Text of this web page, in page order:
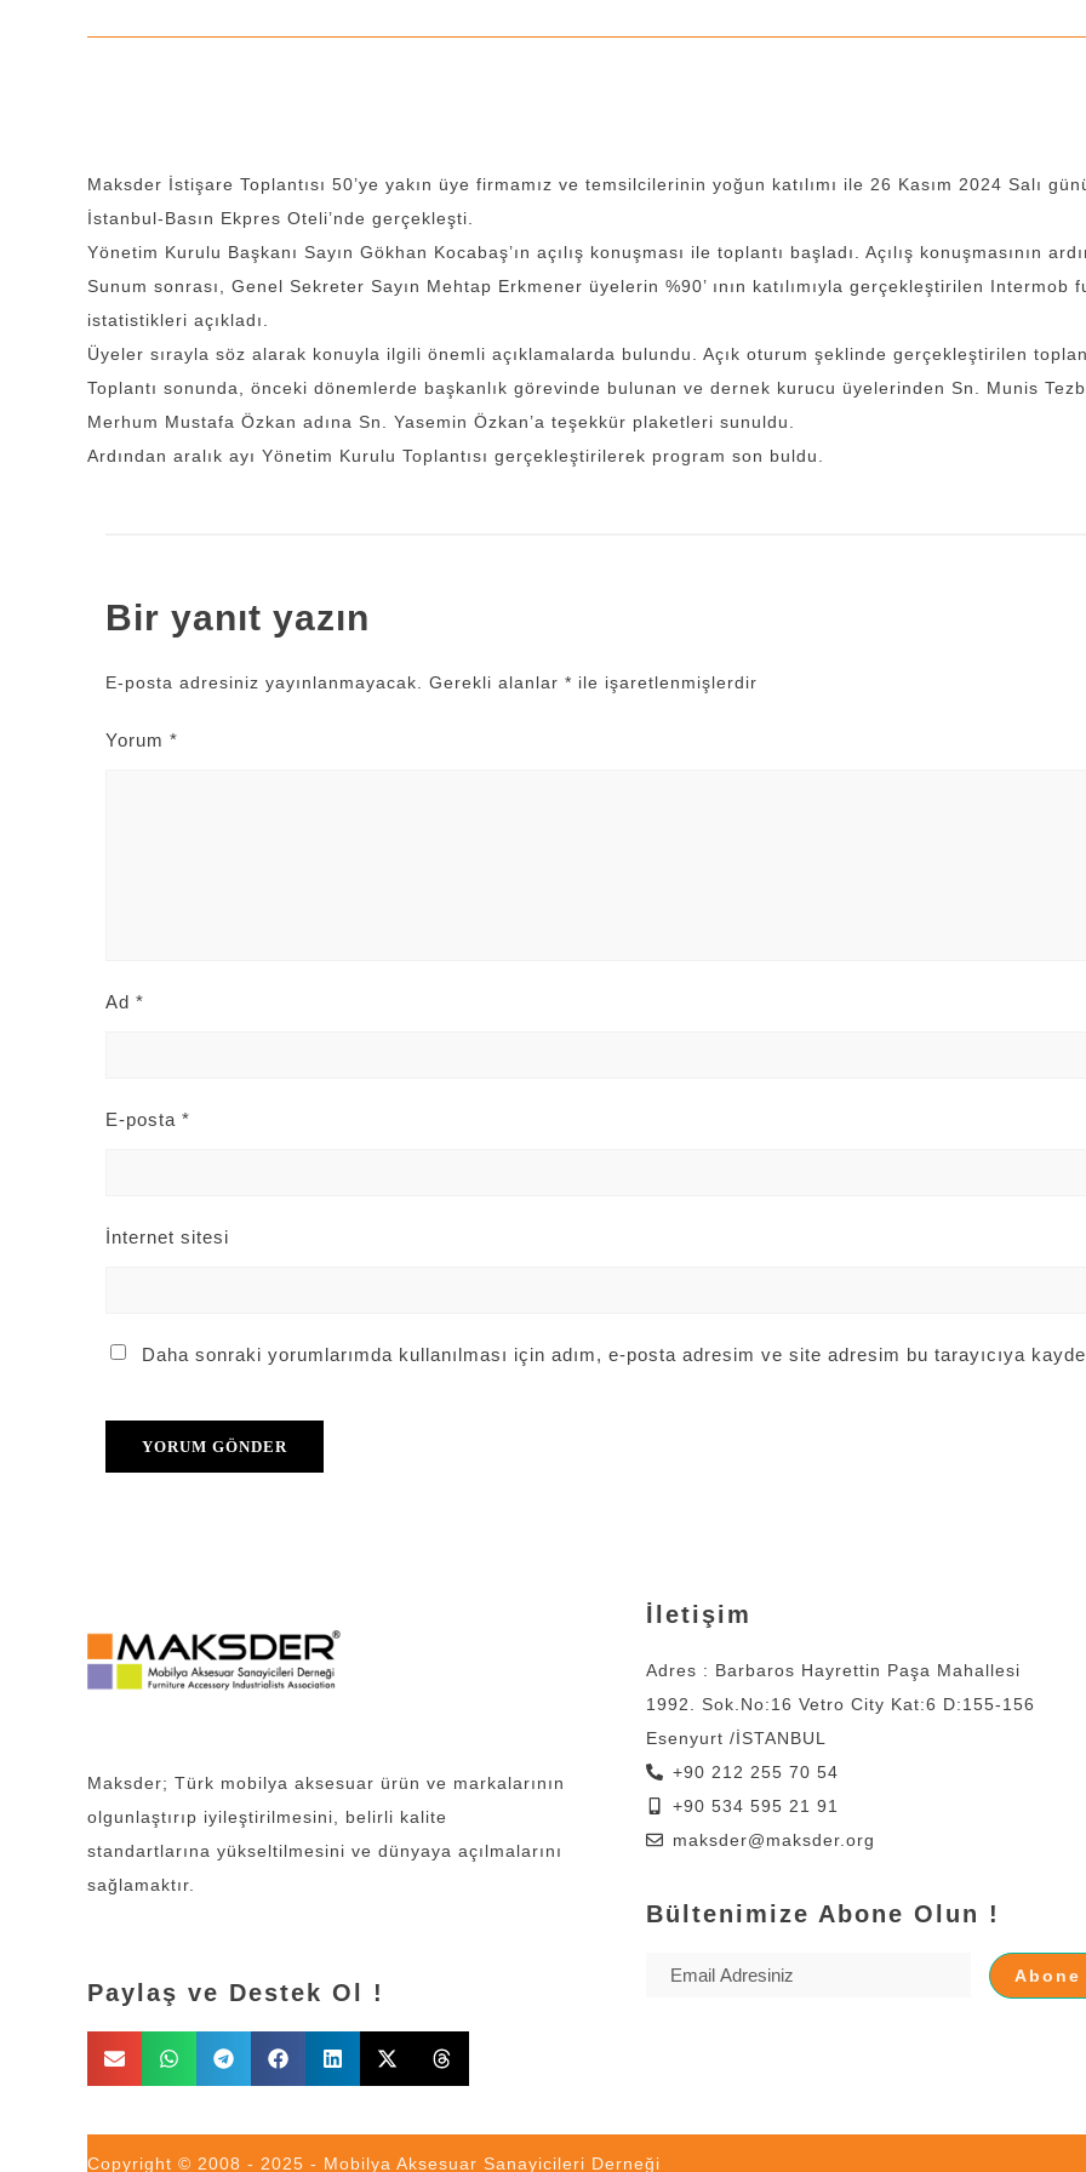
Maksder İstişare Toplantısı 50’ye yakın üye firmamız ve temsilcilerinin yoğun katılımı ile 26 Kasım 2024 Salı
İstanbul-Basın Ekpres Oteli’nde gerçekleşti.
Yönetim Kurulu Başkanı Sayın Gökhan Kocabaş’ın açılış konuşması ile toplantı başladı. Açılış konuşmasının
Sunum sonrası, Genel Sekreter Sayın Mehtap Erkmener üyelerin %90’ ının katılımıyla gerçekleştirilen Intermob
istatistikleri açıkladı.
Üyeler sırayla söz alarak konuyla ilgili önemli açıklamalarda bulundu. Açık oturum şeklinde gerçekleştirilen
Toplantı sonunda, önceki dönemlerde başkanlık görevinde bulunan ve dernek kurucu üyelerinden Sn. Munis
Merhum Mustafa Özkan adına Sn. Yasemin Özkan’a teşekkür plaketleri sunuldu.
Ardından aralık ayı Yönetim Kurulu Toplantısı gerçekleştirilerek program son buldu.
Bir yanıt yazın
E-posta adresiniz yayınlanmayacak. Gerekli alanlar * ile işaretlenmişlerdir
Yorum *
Ad *
E-posta *
İnternet sitesi
Daha sonraki yorumlarımda kullanılması için adım, e-posta adresim ve site adresim bu tarayıcıya
Maksder; Türk mobilya aksesuar ürün ve markalarının
olgunlaştırıp iyileştirilmesini, belirli kalite
standartlarına yükseltilmesini ve dünyaya açılmalarını
sağlamaktır.
Paylaş ve Destek Ol !
İletişim
Adres : Barbaros Hayrettin Paşa Mahallesi
1992. Sok.No:16 Vetro City Kat:6 D:155-156
Esenyurt /İSTANBUL
+90 212 255 70 54
+90 534 595 21 91
maksder@maksder.org
Bültenimize Abone Olun !
Copyright © 2008 - 2025 - Mobilya Aksesuar Sanayicileri Derneği